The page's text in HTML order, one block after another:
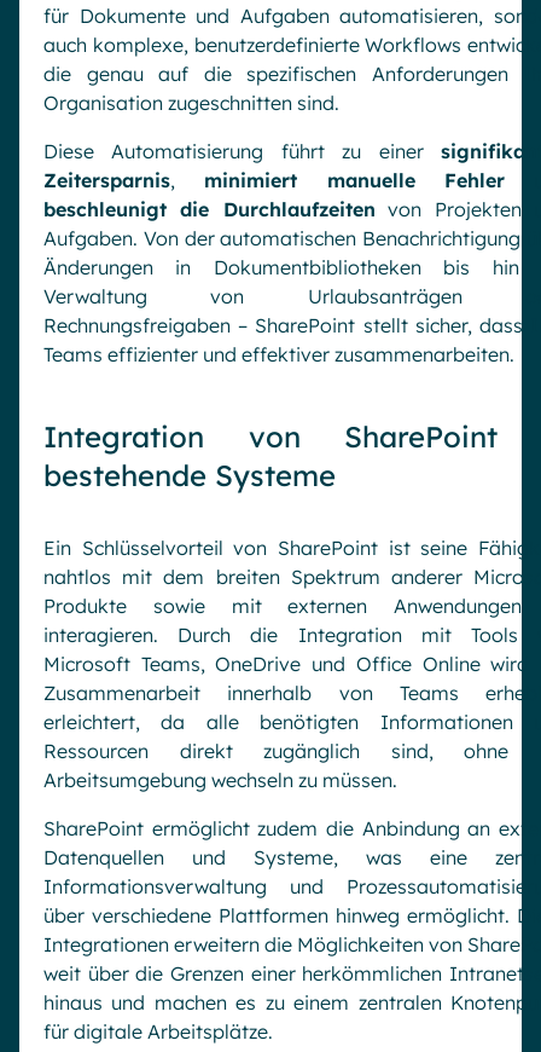
für Dokumente und Aufgaben automatisieren,
auch komplexe, benutzerdefinierte Workflows
die genau auf die spezifischen Anforderungen
Organisation zugeschnitten sind.
Diese Automatisierung führt zu einer
Zeitersparnis, minimiert manuelle Fehler
beschleunigt die Durchlaufzeiten von Projekten
Aufgaben. Von der automatischen Benachrichtigung
Änderungen in Dokumentbibliotheken bis hin
Verwaltung von Urlaubsanträgen
Rechnungsfreigaben – SharePoint stellt sicher, dass
Teams effizienter und effektiver zusammenarbeiten.
Integration von SharePoint
bestehende Systeme
Ein Schlüsselvorteil von SharePoint ist seine
nahtlos mit dem breiten Spektrum anderer
Produkte sowie mit externen Anwendungen
interagieren. Durch die Integration mit Tools
Microsoft Teams, OneDrive und Office Online wird
Zusammenarbeit innerhalb von Teams
erleichtert, da alle benötigten Informationen
Ressourcen direkt zugänglich sind, ohne
Arbeitsumgebung wechseln zu müssen.
SharePoint ermöglicht zudem die Anbindung an
Datenquellen und Systeme, was eine
Informationsverwaltung und
über verschiedene Plattformen hinweg ermöglicht.
Integrationen erweitern die Möglichkeiten von
weit über die Grenzen einer herkömmlichen
hinaus und machen es zu einem zentralen
für digitale Arbeitsplätze.